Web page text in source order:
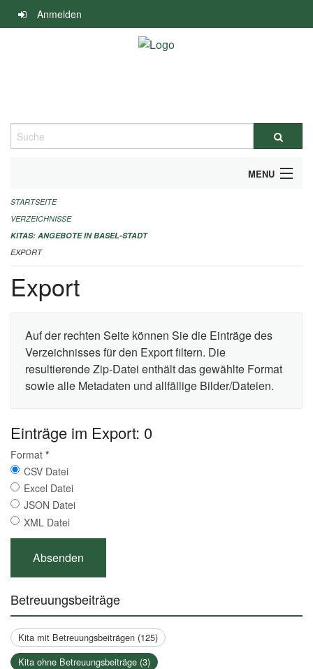
Navigation
überspringen
Anmelden
Suche
MENU
ALLGEMEINE INFORMATIONEN
IMPRESSUM
STARTSEITE
VERZEICHNISSE
KITAS: ANGEBOTE IN BASEL-STADT
EXPORT
Export
Auf der rechten Seite können Sie die Einträge des
Verzeichnisses für den Export filtern. Die
resultierende Zip-Datei enthält das gewählte Format
sowie alle Metadaten und allfällige Bilder/Dateien.
Einträge im Export: 0
Format *
CSV Datei
Excel Datei
JSON Datei
XML Datei
Betreuungsbeiträge
Kita mit Betreuungsbeiträgen (125)
Kita ohne Betreuungsbeiträge (3)